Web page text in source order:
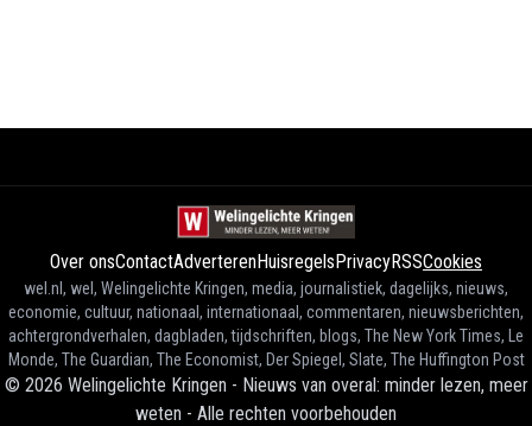
Over onsContactAdverterenHuisregels PrivacyRSSCookies
wel.nl, wel, Welingelichte Kringen, media, journalistiek, dagelijks, nieuws,
economie, cultuur, nationaal, internationaal, commentaren, nieuwsberichten,
achtergrondverhalen, dagbladen, tijdschriften, blogs, The New York Times, Le
Monde, The Guardian, The Economist, Der Spiegel, Slate, The Huffington Post
© 2026 Welingelichte Kringen - Nieuws van overal: minder lezen, meer
weten - Alle rechten voorbehouden